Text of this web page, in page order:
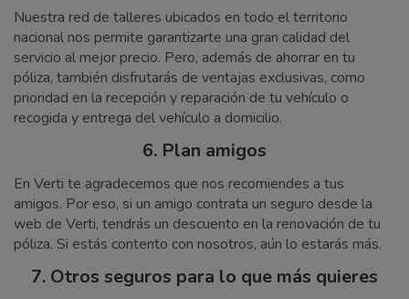
Nuestra red de talleres ubicados en todo el territorio
nacional nos permite garantizarte una gran calidad del
servicio al mejor precio. Pero, además de ahorrar en tu
póliza, también disfrutarás de ventajas exclusivas, como
prioridad en la recepción y reparación de tu vehículo o
recogida y entrega del vehículo a domicilio.
6. Plan amigos
En Verti te agradecemos que nos recomiendes a tus
amigos. Por eso, si un amigo contrata un seguro desde la
web de Verti, tendrás un descuento en la renovación de tu
póliza. Si estás contento con nosotros, aún lo estarás más.
7. Otros seguros para lo que más quieres